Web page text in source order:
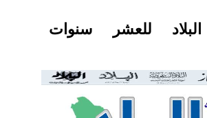
للعشر سنوات